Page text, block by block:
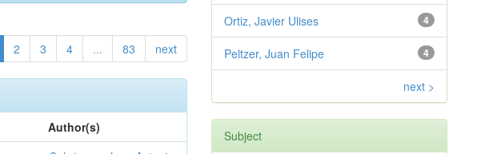
2 3 4 ... 83 next
Author(s)
4
Ortiz, Javier Ulises
4
Peltzer, Juan Felipe
next >
Subject